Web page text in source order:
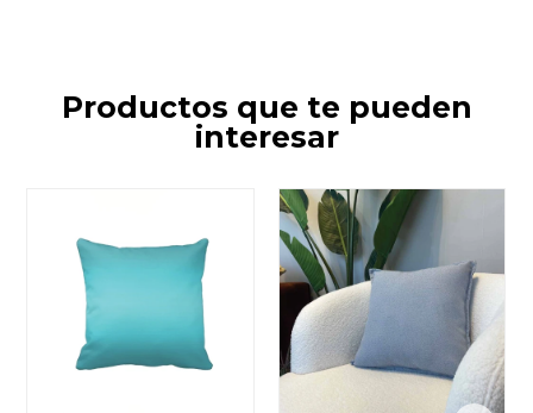
Productos que te pueden
interesar